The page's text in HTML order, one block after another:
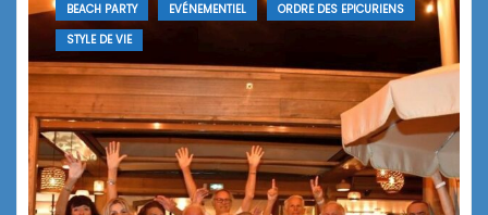
Nouveau challenge pour Guillaume
Arragon … Restaurant La Rotonde –
Mandelieu La Napoule
Benjamin Bourgoin & Pascal
Leonetti … dégustation mets & vins
BEACH PARTY EVÉNEMENTIEL
ORDRE DES EPICURIENS
STYLE DE VIE